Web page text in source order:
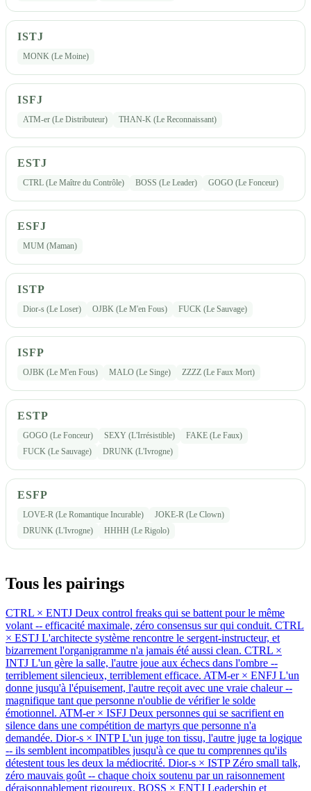
ISTJ
MONK (Le Moine)
ISFJ
ATM-er (Le Distributeur) THAN-K (Le Reconnaissant)
ESTJ
CTRL (Le Maître du Contrôle) BOSS (Le Leader) GOGO (Le Fonceur)
ESFJ
MUM (Maman)
ISTP
Dior-s (Le Loser) OJBK (Le M'en Fous) FUCK (Le Sauvage)
ISFP
OJBK (Le M'en Fous) MALO (Le Singe) ZZZZ (Le Faux Mort)
ESTP
GOGO (Le Fonceur) SEXY (L'Irrésistible)
FAKE (Le Faux)
FUCK (Le Sauvage)
DRUNK (L'Ivrogne)
ESFP
LOVE-R (Le Romantique Incurable)
JOKE-R (Le Clown)
DRUNK (L'Ivrogne)
HHHH (Le Rigolo)
Tous les pairings
CTRL × ENTJ Deux control freaks qui se battent pour le même
volant -- efficacité maximale, zéro consensus sur qui conduit. CTRL
× ESTJ L'architecte système rencontre le sergent-instructeur, et
bizarrement l'organigramme n'a jamais été aussi clean. CTRL ×
INTJ L'un gère la salle, l'autre joue aux échecs dans l'ombre --
terriblement silencieux, terriblement efficace. ATM-er × ENFJ L'un
donne jusqu'à l'épuisement, l'autre reçoit avec une vraie chaleur --
magnifique tant que personne n'oublie de vérifier le solde
émotionnel. ATM-er × ISFJ Deux personnes qui se sacrifient en
silence dans une compétition de martyrs que personne n'a
demandée. Dior-s × INTP L'un juge ton tissu, l'autre juge ta logique
-- ils semblent incompatibles jusqu'à ce que tu comprennes qu'ils
détestent tous les deux la médiocrité. Dior-s × ISTP Zéro small talk,
zéro mauvais goût -- chaque choix soutenu par un raisonnement
déraisonnablement rigoureux. BOSS × ENTJ Leadership et